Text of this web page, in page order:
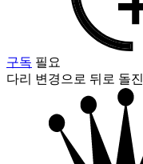
구독 필요
다리 변경으로 뒤로 돌진